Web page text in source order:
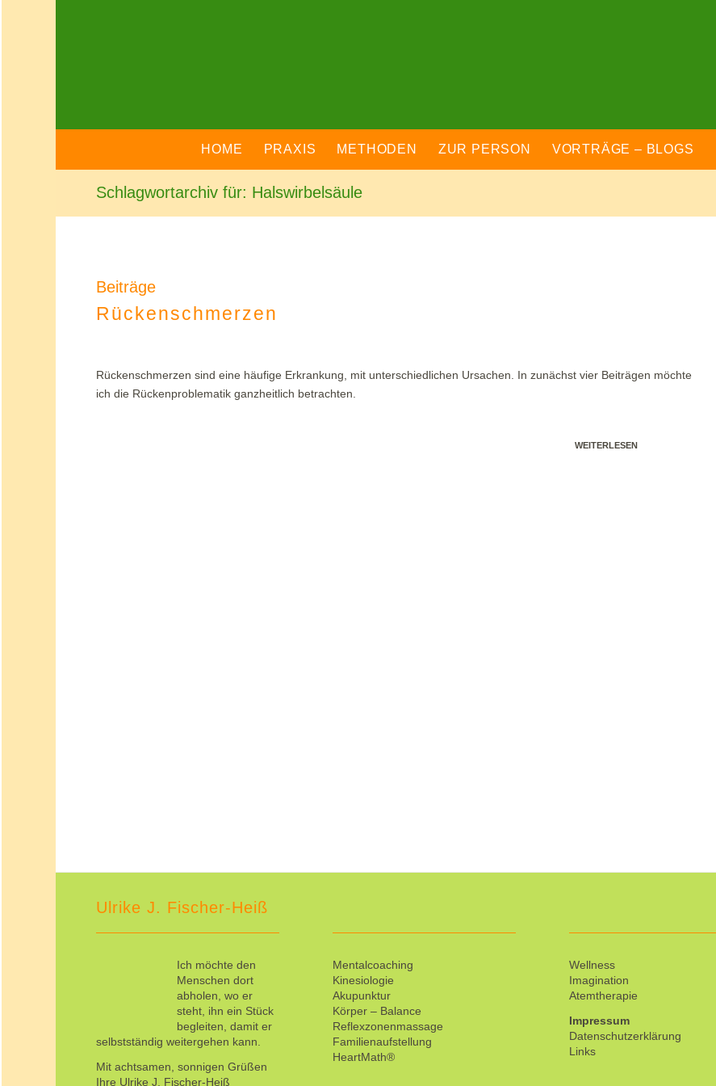
HOME PRAXIS METHODEN ZUR PERSON VORTRÄGE – BLOGS
Schlagwortarchiv für: Halswirbelsäule
Beiträge
Rückenschmerzen
Rückenschmerzen sind eine häufige Erkrankung, mit unterschiedlichen Ursachen. In zunächst vier Beiträgen möchte
ich die Rückenproblematik ganzheitlich betrachten.
WEITERLESEN
Ulrike J. Fischer-Heiß
Ich möchte den
Menschen dort
abholen, wo er
steht, ihn ein Stück
begleiten, damit er
selbstständig weitergehen kann.
Mit achtsamen, sonnigen Grüßen
Ihre Ulrike J. Fischer-Heiß
Mentalcoaching
Kinesiologie
Akupunktur
Körper – Balance
Reflexzonenmassage
Familienaufstellung
HeartMath®
Wellness
Imagination
Atemtherapie
Impressum
Datenschutzerklärung
Links